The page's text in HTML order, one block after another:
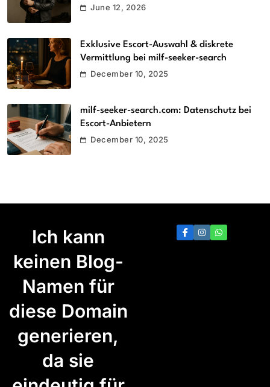
June 12, 2026
Exklusive Escort-Auswahl & diskrete
Vermittlung bei milf-seeker-search
December 10, 2025
milf-seeker-search.com: Datenschutz bei
Escort-Anbietern
December 10, 2025
Ich kann
keinen Blog-
Namen für
diese Domain
generieren,
da sie